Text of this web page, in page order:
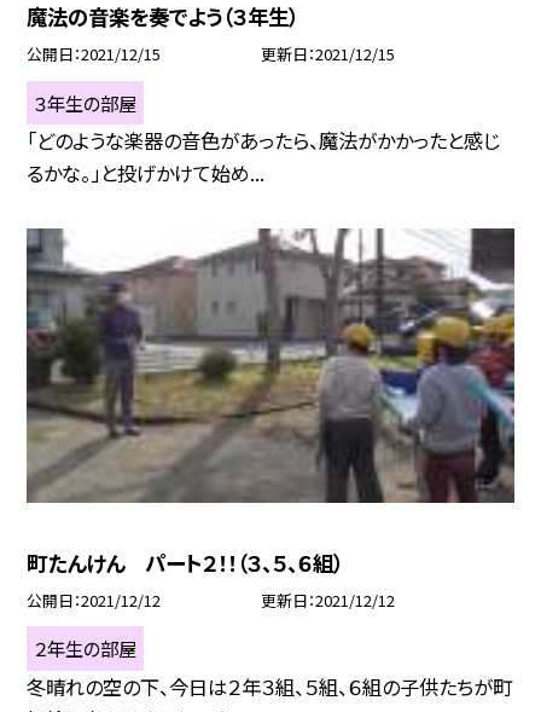
魔法の音楽を奏でよう（３年生）
公開日 2021/12/15 更新日 2021/12/15
３年生の部屋
「どのような楽器の音色があったら、魔法がかかったと感じ
るかな。」と投げかけて始め...
町たんけん パート２！！（３、５、６組）
公開日 2021/12/12 更新日 2021/12/12
２年生の部屋
冬晴れの空の下、今日は２年３組、５組、６組の子供たちが町